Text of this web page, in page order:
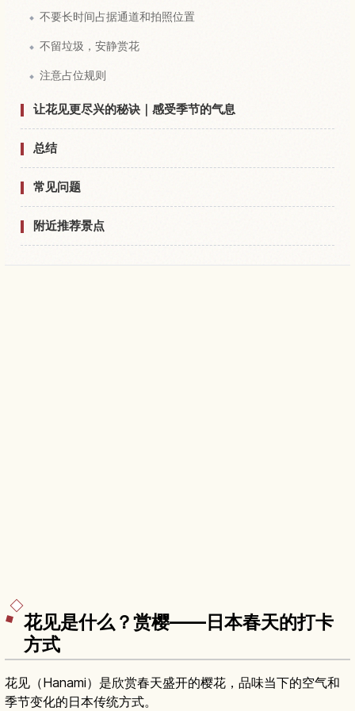
不要长时间占据通道和拍照位置
不留垃圾，安静赏花
注意占位规则
让花见更尽兴的秘诀｜感受季节的气息
总结
常见问题
附近推荐景点
花见是什么？赏樱——日本春天的打卡
方式
花见（Hanami）是欣赏春天盛开的樱花，品味当下的空气和
季节变化的日本传统方式。